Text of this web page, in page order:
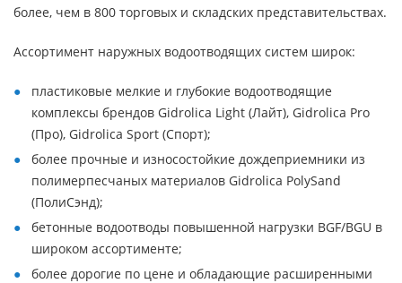
более, чем в 800 торговых и складских представительствах.
Ассортимент наружных водоотводящих систем широк:
пластиковые мелкие и глубокие водоотводящие
комплексы брендов Gidrolica Light (Лайт), Gidrolica Pro
(Про), Gidrolica Sport (Спорт);
более прочные и износостойкие дождеприемники из
полимерпесчаных материалов Gidrolica PolySand
(ПолиСэнд);
бетонные водоотводы повышенной нагрузки BGF/BGU в
широком ассортименте;
более дорогие по цене и обладающие расширенными